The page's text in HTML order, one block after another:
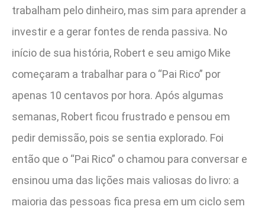
trabalham pelo dinheiro, mas sim para aprender a
investir e a gerar fontes de renda passiva. No
início de sua história, Robert e seu amigo Mike
começaram a trabalhar para o “Pai Rico” por
apenas 10 centavos por hora. Após algumas
semanas, Robert ficou frustrado e pensou em
pedir demissão, pois se sentia explorado. Foi
então que o “Pai Rico” o chamou para conversar e
ensinou uma das lições mais valiosas do livro: a
maioria das pessoas fica presa em um ciclo sem